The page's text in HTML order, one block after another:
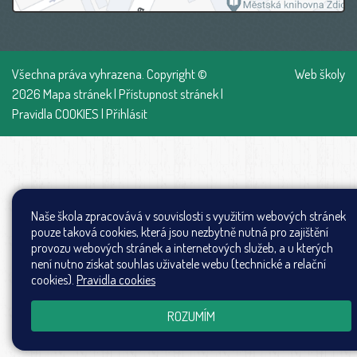
Všechna práva vyhrazena. Copyright ©
2026Mapa stránek|Přístupnost stránek|
Pravidla COOKIES|Přihlásit
Web školy
Naše škola zpracovává v souvislosti s využitím webových stránek
pouze taková cookies, která jsou nezbytně nutná pro zajištění
provozu webových stránek a internetových služeb, a u kterých
není nutno získat souhlas uživatele webu (technické a relační
cookies). Pravidla cookies
ROZUMÍM